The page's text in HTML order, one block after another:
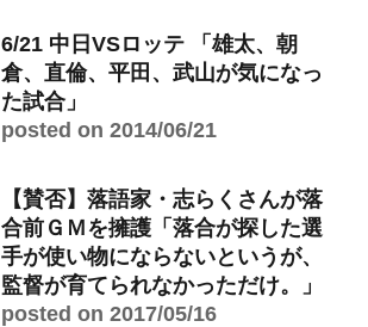
6/21 中日VSロッテ 「雄太、朝
倉、直倫、平田、武山が気になっ
た試合」
posted on 2014/06/21
【賛否】落語家・志らくさんが落
合前ＧＭを擁護「落合が探した選
手が使い物にならないというが、
監督が育てられなかっただけ。」
posted on 2017/05/16